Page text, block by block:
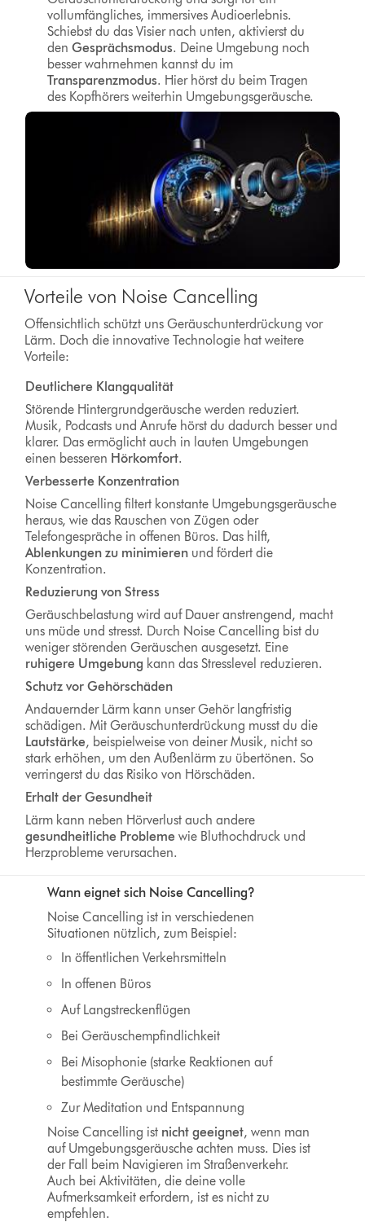
vollumfängliches, immersives Audioerlebnis.
Schiebst du das Visier nach unten, aktivierst du
den Gesprächsmodus. Deine Umgebung noch
besser wahrnehmen kannst du im
Transparenzmodus. Hier hörst du beim Tragen
des Kopfhörers weiterhin Umgebungsgeräusche.
Vorteile von Noise Cancelling
Offensichtlich schützt uns Geräuschunterdrückung vor
Lärm. Doch die innovative Technologie hat weitere
Vorteile:
Deutlichere Klangqualität
Störende Hintergrundgeräusche werden reduziert.
Musik, Podcasts und Anrufe hörst du dadurch besser und
klarer. Das ermöglicht auch in lauten Umgebungen
einen besseren Hörkomfort.
Verbesserte Konzentration
Noise Cancelling filtert konstante Umgebungsgeräusche
heraus, wie das Rauschen von Zügen oder
Telefongespräche in offenen Büros. Das hilft,
Ablenkungen zu minimieren und fördert die
Konzentration.
Reduzierung von Stress
Geräuschbelastung wird auf Dauer anstrengend, macht
uns müde und stresst. Durch Noise Cancelling bist du
weniger störenden Geräuschen ausgesetzt. Eine
ruhigere Umgebung kann das Stresslevel reduzieren.
Schutz vor Gehörschäden
Andauernder Lärm kann unser Gehör langfristig
schädigen. Mit Geräuschunterdrückung musst du die
Lautstärke, beispielweise von deiner Musik, nicht so
stark erhöhen, um den Außenlärm zu übertönen. So
verringerst du das Risiko von Hörschäden.
Erhalt der Gesundheit
Lärm kann neben Hörverlust auch andere
gesundheitliche Probleme wie Bluthochdruck und
Herzprobleme verursachen.
Wann eignet sich Noise Cancelling?
Noise Cancelling ist in verschiedenen
Situationen nützlich, zum Beispiel:
In öffentlichen Verkehrsmitteln
In offenen Büros
Auf Langstreckenflügen
Bei Geräuschempfindlichkeit
Bei Misophonie (starke Reaktionen auf
bestimmte Geräusche)
Zur Meditation und Entspannung
Noise Cancelling ist nicht geeignet, wenn man
auf Umgebungsgeräusche achten muss. Dies ist
der Fall beim Navigieren im Straßenverkehr.
Auch bei Aktivitäten, die deine volle
Aufmerksamkeit erfordern, ist es nicht zu
empfehlen.